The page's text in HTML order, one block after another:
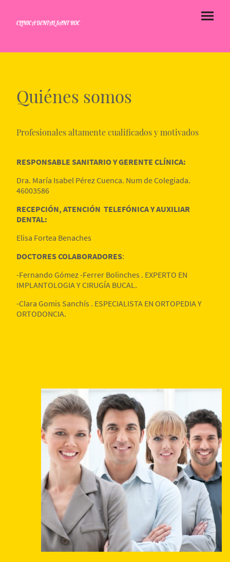
CLINICA DENTAL SANT ROC
Quiénes somos
Profesionales altamente cualificados y motivados
RESPONSABLE SANITARIO Y GERENTE CLÍNICA:
Dra. María Isabel Pérez Cuenca. Num de Colegiada.
46003586
RECEPCIÓN, ATENCIÓN TELEFÓNICA Y AUXILIAR
DENTAL:
Elisa Fortea Benaches
DOCTORES COLABORADORES:
-Fernando Gómez -Ferrer Bolinches . EXPERTO EN
IMPLANTOLOGIA Y CIRUGÍA BUCAL.
-Clara Gomis Sanchís . ESPECIALISTA EN ORTOPEDIA Y
ORTODONCIA.